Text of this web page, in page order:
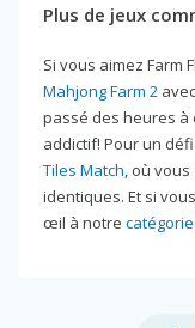
Plus de jeux
Si vous aimez Farm
Mahjong Farm 2
passé des heures à
addictif! Pour un
Tiles Match, où
identiques. Et si
œil à notre